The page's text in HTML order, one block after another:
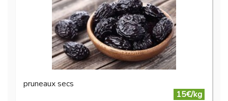
pruneaux secs
15€/kg